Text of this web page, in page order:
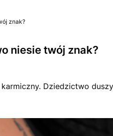
znak?
niesie twój znak?
Dziedzictwo